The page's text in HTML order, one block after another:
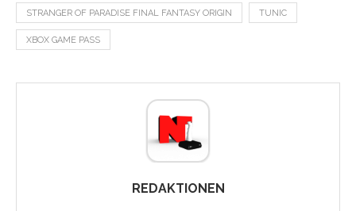
STRANGER OF PARADISE FINAL FANTASY ORIGIN TUNIC
XBOX GAME PASS
REDAKTIONEN